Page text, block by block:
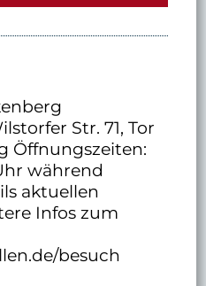
Str. 71, Tor
Öffnungszeiten:
während
aktuellen
Infos zum
besuch